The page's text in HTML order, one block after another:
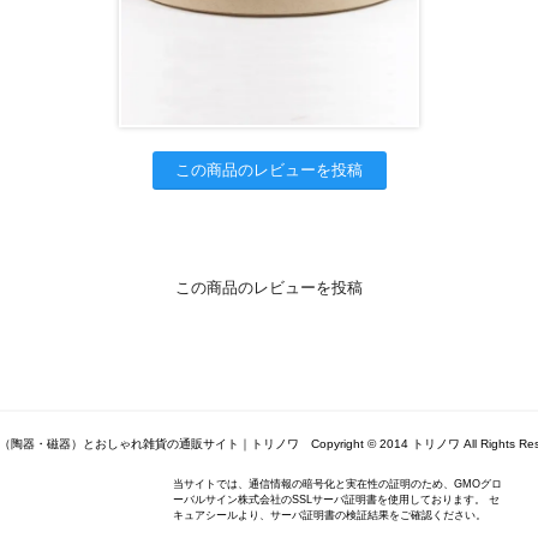
この商品のレビューを投稿
この商品のレビューを投稿
陶器・磁器）とおしゃれ雑貨の通販サイト｜トリノワ Copyright © 2014 トリノワ All Rights
当サイトでは、通信情報の暗号化と実在性の証明のため、GMOグロ
ーバルサイン株式会社のSSLサーバ証明書を使用しております。 セ
キュアシールより、サーバ証明書の検証結果をご確認ください。